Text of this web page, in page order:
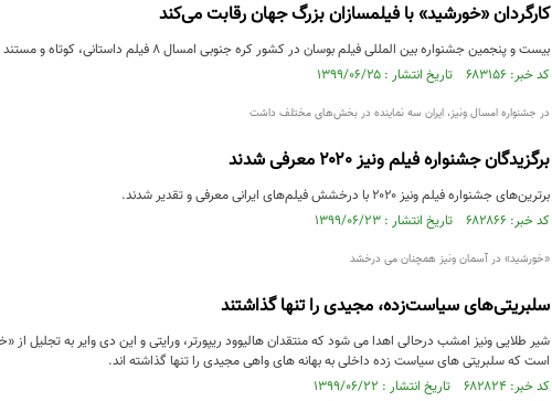
کارگردان «خورشید» با فیلمسازان بزرگ جهان رقابت می‌کند
بیست و پنجمین جشنواره بین المللی فیلم بوسان در کشور کره جنوبی امسال ۸ فیلم داستانی، کوتاه و مستند ایرانی را در برنامه نمایش خود قرار داد.
کد خبر: ۶۸۳۱۵۶ تاریخ انتشار : ۱۳۹۹/۰۶/۲۵
در جشنواره امسال ونیز، ایران سه نماینده در بخش‌های مختلف داشت
برگزیدگان جشنواره فیلم ونیز ۲۰۲۰ معرفی شدند
برترین‌های جشنواره فیلم ونیز ۲۰۲۰ با درخشش فیلم‌های ایرانی معرفی و تقدیر شدند.
کد خبر: ۶۸۲۸۶۶ تاریخ انتشار : ۱۳۹۹/۰۶/۲۳
«خورشید» در آسمان ونیز همچنان می درخشد
سلبریتی‌های سیاست‌زده، مجیدی را تنها گذاشتند
شیر طلایی ونیز امشب درحالی اهدا می شود که منتقدان هالیوود ریپورتر، ورایتی و این دی وایر به تجلیل
است که سلبریتی های سیاست زده داخلی به بهانه های واهی مجیدی را تنها گذاشته اند.
کد خبر: ۶۸۲۸۲۴ تاریخ انتشار : ۱۳۹۹/۰۶/۲۲